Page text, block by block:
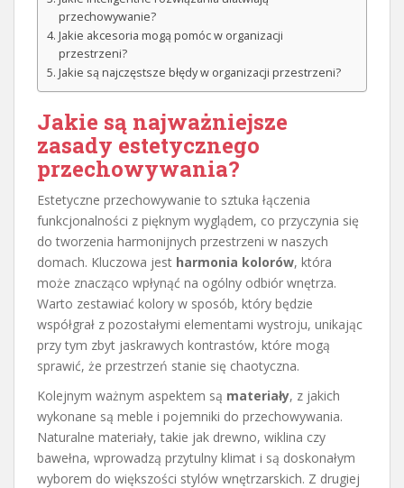
przechowywanie?
Jakie akcesoria mogą pomóc w organizacji
przestrzeni?
Jakie są najczęstsze błędy w organizacji przestrzeni?
Jakie są najważniejsze
zasady estetycznego
przechowywania?
Estetyczne przechowywanie to sztuka łączenia
funkcjonalności z pięknym wyglądem, co przyczynia się
do tworzenia harmonijnych przestrzeni w naszych
domach. Kluczowa jest harmonia kolorów, która
może znacząco wpłynąć na ogólny odbiór wnętrza.
Warto zestawiać kolory w sposób, który będzie
współgrał z pozostałymi elementami wystroju, unikając
przy tym zbyt jaskrawych kontrastów, które mogą
sprawić, że przestrzeń stanie się chaotyczna.
Kolejnym ważnym aspektem są materiały, z jakich
wykonane są meble i pojemniki do przechowywania.
Naturalne materiały, takie jak drewno, wiklina czy
bawełna, wprowadzą przytulny klimat i są doskonałym
wyborem do większości stylów wnętrzarskich. Z drugiej